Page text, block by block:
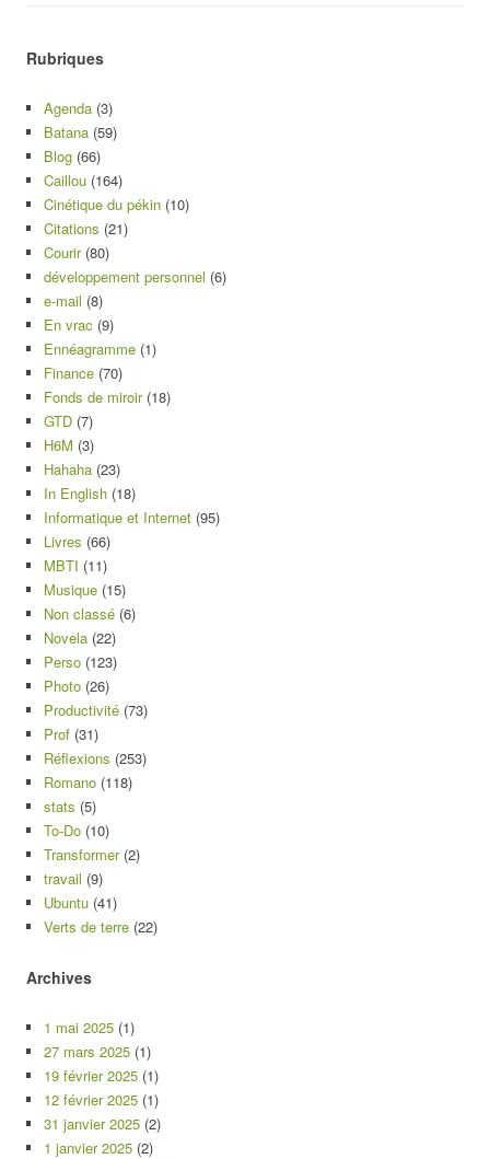
Rubriques
Agenda (3)
Batana (59)
Blog (66)
Caillou (164)
Cinétique du pékin (10)
Citations (21)
Courir(80)
développement personnel (6)
e-mail (8)
En vrac (9)
Ennéagramme (1)
Finance (70)
Fonds de miroir(18)
GTD (7)
H6M (3)
Hahaha (23)
In English (18)
Informatique et Internet (95)
Livres (66)
MBTI (11)
Musique (15)
Non classé (6)
Novela (22)
Perso (123)
Photo (26)
Productivité (73)
Prof (31)
Réflexions (253)
Romano (118)
stats (5)
To-Do (10)
Transformer(2)
travail (9)
Ubuntu (41)
Verts de terre (22)
Archives
1 mai 2025 (1)
27 mars 2025 (1)
19 février 2025 (1)
12 février 2025 (1)
31 janvier 2025 (2)
1 janvier 2025 (2)